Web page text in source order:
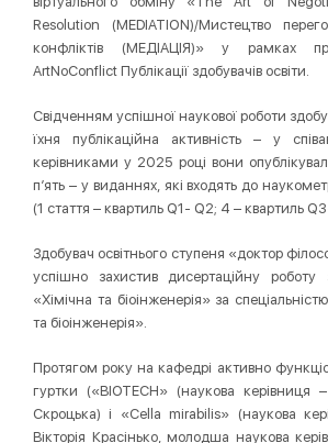
Resolution (MEDIATION)/Мистецтво
конфліктів (МЕДІАЦІЯ)» у рамках
ArtNoConflict Публікації здобувачів освіти.
Свідченням успішної наукової роботи
їхня публікаційна активність – у
керівниками у 2025 році вони
п’ять – у виданнях, які входять до
(1 стаття – квартиль Q1- Q2; 4 – квартиль
Здобувач освітнього ступеня «доктор
успішно захистив дисертаційну
«Хімічна та біоінженерія» за
та біоінженерія».
Протягом року на кафедрі активно
гуртки («BIOTECH» (наукова керівниця
Скроцька) і «Cella mirabilis» (наукова
Вікторія Красінько, молодша наукова